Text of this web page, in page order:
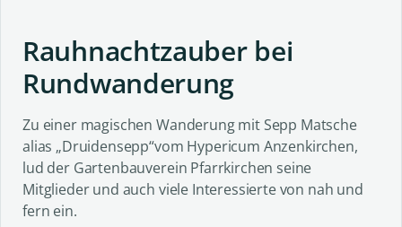
Rauhnachtzauber bei
Rundwanderung
Zu einer magischen Wanderung mit Sepp Matsche
alias „Druidensepp“vom Hypericum Anzenkirchen,
lud der Gartenbauverein Pfarrkirchen seine
Mitglieder und auch viele Interessierte von nah und
fern ein.